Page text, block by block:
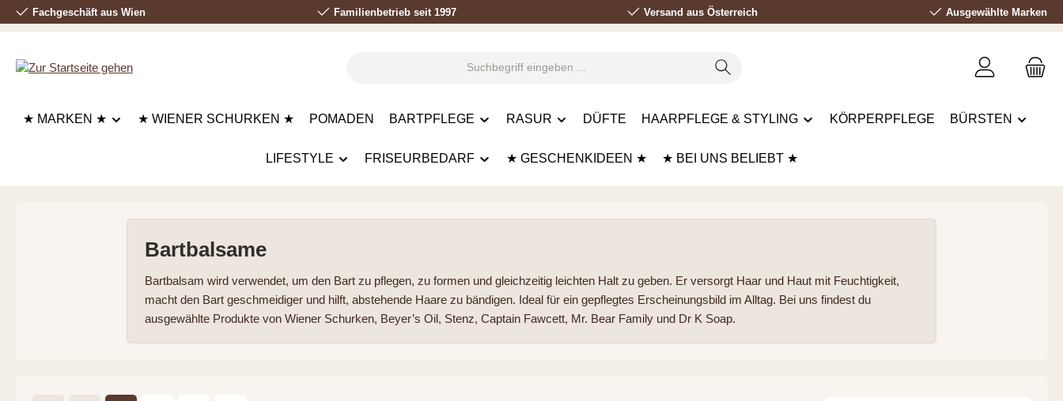
Hauptinhalt springen
Zur Suche springen
Zur Hauptnavigation springen
Fachgeschäft aus Wien Familienbetrieb seit 1997 Versand aus Österreich Ausgewählte Marken
★ MARKEN ★ ★ WIENER SCHURKEN ★ POMADEN BARTPFLEGE RASUR DÜFTE HAARPFLEGE & STYLING KÖRPERPFLEGE BÜRSTEN
LIFESTYLE FRISEURBEDARF ★ GESCHENKIDEEN ★ ★ BEI UNS BELIEBT ★
Bartbalsame
Bartbalsam wird verwendet, um den Bart zu pflegen, zu formen und gleichzeitig leichten Halt zu geben. Er versorgt Haar und Haut mit Feuchtigkeit,
macht den Bart geschmeidiger und hilft, abstehende Haare zu bändigen. Ideal für ein gepflegtes Erscheinungsbild im Alltag. Bei uns findest du
ausgewählte Produkte von Wiener Schurken, Beyer’s Oil, Stenz, Captain Fawcett, Mr. Bear Family und Dr K Soap.